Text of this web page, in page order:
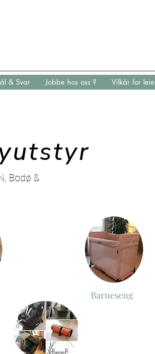
& Svar Jobbe hos oss ? Vilkår for leie
Bodø &
Barneseng